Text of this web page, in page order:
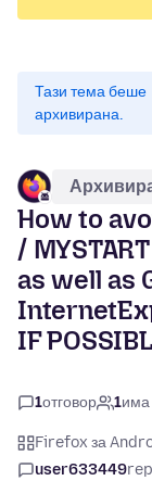
Тази тема беше
архивирана.
How to
/
as well as
IF
1отговор 1има
Firefox за
user633449